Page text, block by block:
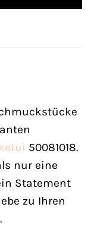
50081018.
nur eine
Statement
zu Ihren